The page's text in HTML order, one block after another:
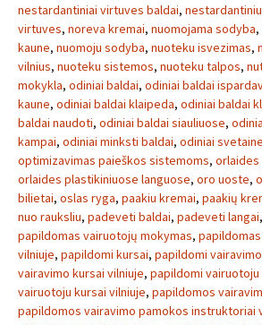
nestardantiniai virtuves baldai,
virtuves, noreva kremai, nuomojama sodyba,
kaune, nuomoju sodyba, nuoteku isvezimas,
vilnius, nuoteku sistemos, nuoteku talpos,
mokykla, odiniai baldai, odiniai baldai
kaune, odiniai baldai klaipeda, odiniai baldai
baldai naudoti, odiniai baldai siauliuose,
kampai, odiniai minksti baldai, odiniai
optimizavimas paieškos sistemoms, orlaides
orlaides plastikiniuose languose, oro uoste,
bilietai, oslas ryga, paakiu kremai, paakių
nuo rauksliu, padeveti baldai, padeveti langai,
papildomas vairuotojų mokymas,
vilniuje, papildomi kursai, papildomi
vairavimo kursai vilniuje, papildomi vairuotoju
vairuotoju kursai vilniuje, papildomos
papildomos vairavimo pamokos instruktoriai